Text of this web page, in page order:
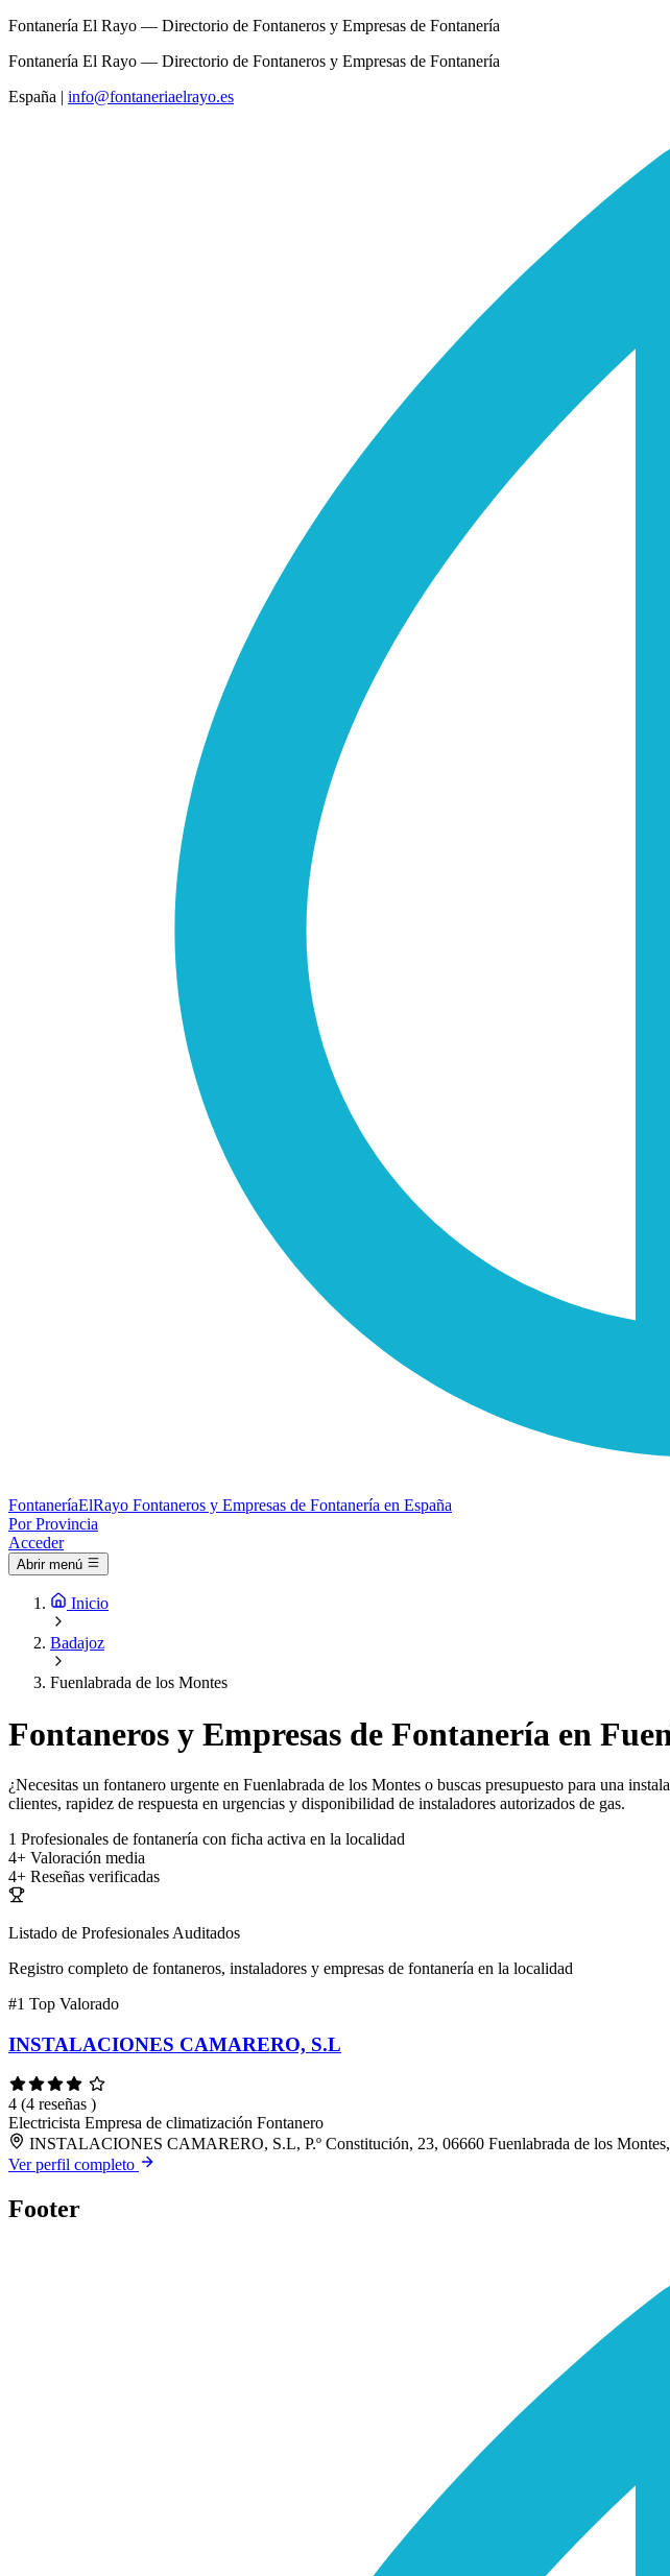
Fontanería El Rayo — Directorio de Fontaneros y Empresas de Fontanería
Fontanería El Rayo — Directorio de Fontaneros y Empresas de Fontanería
España | info@fontaneriaelrayo.es
FontaneríaElRayo Fontaneros y Empresas de Fontanería en España
Por Provincia
Acceder
Abrir menú
Inicio
Badajoz
Fuenlabrada de los Montes
Fontaneros y Empresas de Fontanería en
¿Necesitas un fontanero urgente en Fuenlabrada de los Montes o buscas presupuesto para una
clientes, rapidez de respuesta en urgencias y disponibilidad de instaladores autorizados de gas.
1 Profesionales de fontanería con ficha activa en la localidad
4+ Valoración media
4+ Reseñas verificadas
Listado de Profesionales Auditados
Registro completo de fontaneros, instaladores y empresas de fontanería en la localidad
#1 Top Valorado
INSTALACIONES CAMARERO, S.L
4 (4 reseñas )
Electricista Empresa de climatización Fontanero
INSTALACIONES CAMARERO, S.L, P.º Constitución, 23, 06660 Fuenlabrada de los
Ver perfil completo
Footer